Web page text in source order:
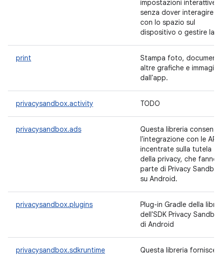
impostazioni interattive
senza dover interagire
con lo spazio sul
dispositivo o gestire la
print
Stampa foto,
altre grafiche e immagini
dall'app.
privacysandbox.activity TODO
privacysandbox.ads
Questa libreria consente
l'integrazione con le API
incentrate sulla tutela
della privacy, che fanno
parte di Privacy Sandbox
su Android.
privacysandbox.plugins
Plug-in Gradle della
dell'SDK Privacy Sandbox
di Android
privacysandbox.sdkruntime
Questa libreria fornisce